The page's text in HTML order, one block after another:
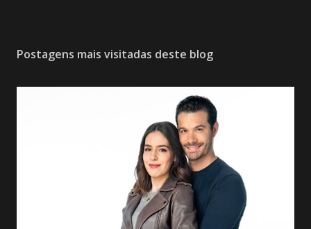
Postagens mais visitadas deste blog